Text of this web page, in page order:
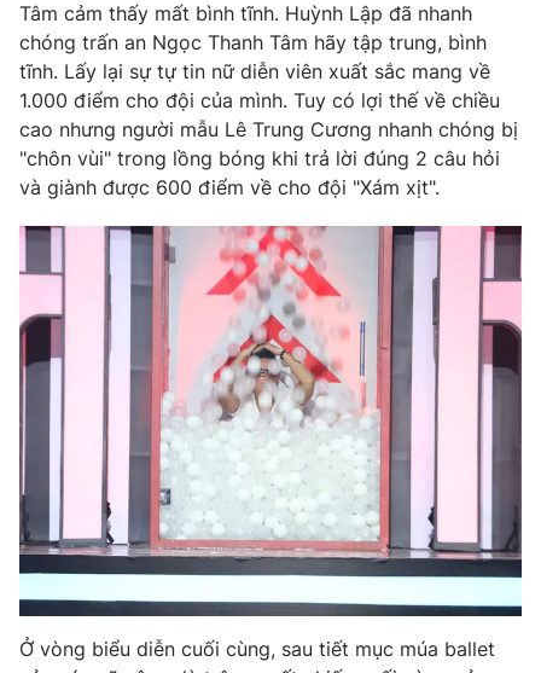
® Cấm sao chép dưới mọi hình thức nếu không có sự chấp
thuận bằng văn bản. Ghi rõ nguồn VTV.vn khi phát hành lại
thông tin từ website này.
Tâm cảm thấy mất bình tĩnh. Huỳnh Lập đã nhanh
chóng trấn an Ngọc Thanh Tâm hãy tập trung, bình
tĩnh. Lấy lại sự tự tin nữ diễn viên xuất sắc mang về
1.000 điểm cho đội của mình. Tuy có lợi thế về chiều
cao nhưng người mẫu Lê Trung Cương nhanh chóng bị
"chôn vùi" trong lồng bóng khi trả lời đúng 2 câu hỏi
và giành được 600 điểm về cho đội "Xám xịt".
Ở vòng biểu diễn cuối cùng, sau tiết mục múa ballet